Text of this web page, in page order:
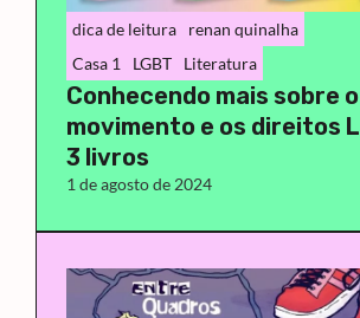
dica de leitura
renan quinalha
Casa 1
LGBT Literatura
Conhecendo mais sobre o
movimento e os direitos
3 livros
1 de agosto de 2024